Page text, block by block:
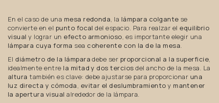
En el caso de una mesa redonda, la lámpara colgante se
convierte en el punto focal del espacio. Para realzar el equilibrio
visual y lograr un efecto armonioso, es importante elegir una
lámpara cuya forma sea coherente con la de la mesa.
El diámetro de la lámpara debe ser proporcional a la superficie,
idealmente entre la mitad y dos tercios del ancho de la mesa. La
altura también es clave: debe ajustarse para proporcionar una
luz directa y cómoda, evitar el deslumbramiento y mantener
la apertura visual alrededor de la lámpara.